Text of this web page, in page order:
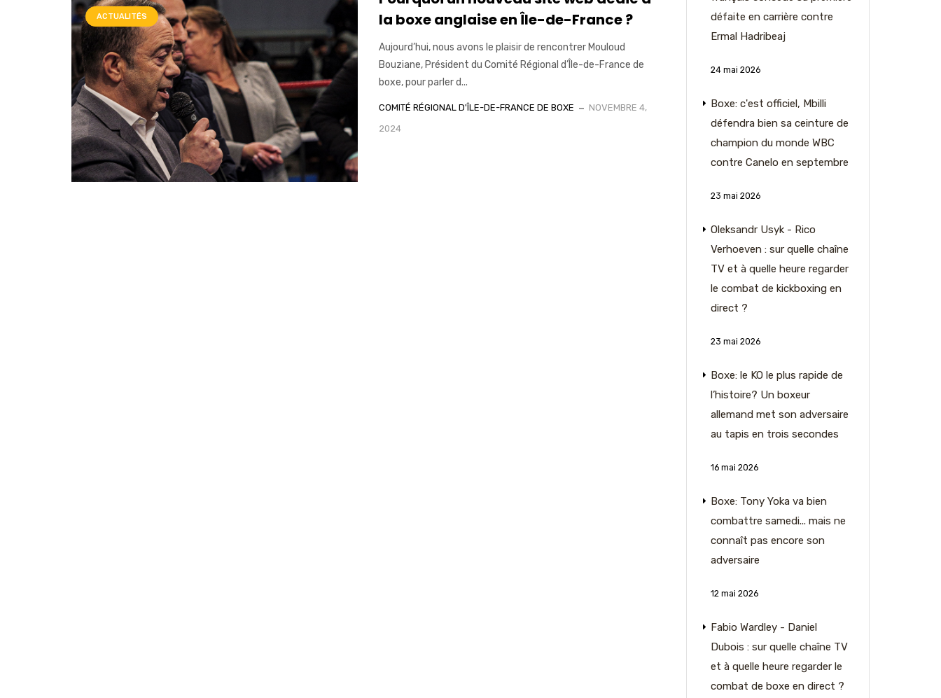
ACTUALITÉS
la boxe anglaise en Île-de-France ?
Aujourd’hui, nous avons le plaisir de rencontrer Mouloud
Bouziane, Président du Comité Régional d’Île-de-France de
boxe, pour parler d...
COMITÉ RÉGIONAL D'ÎLE-DE-FRANCE DE BOXE
NOVEMBRE 4,
2024
défaite en carrière contre
Ermal Hadribeaj
24 mai 2026
Boxe: c'est officiel, Mbilli
défendra bien sa ceinture de
champion du monde WBC
contre Canelo en septembre
23 mai 2026
Oleksandr Usyk - Rico
Verhoeven : sur quelle chaîne
TV et à quelle heure regarder
le combat de kickboxing en
direct ?
23 mai 2026
Boxe: le KO le plus rapide de
l’histoire? Un boxeur
allemand met son adversaire
au tapis en trois secondes
16 mai 2026
Boxe: Tony Yoka va bien
combattre samedi... mais ne
connaît pas encore son
adversaire
12 mai 2026
Fabio Wardley - Daniel
Dubois : sur quelle chaîne TV
et à quelle heure regarder le
combat de boxe en direct ?